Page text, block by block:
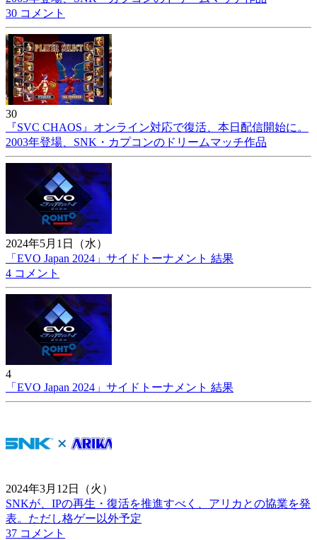
30 コメント
30
『SVC CHAOS』オンライン対応で復活、本日配信開始に。
2003年登場、SNK・カプコンのドリームマッチ作品
2024年5月1日（水）
「EVO Japan 2024」サイドトーナメント 結果
4 コメント
4
「EVO Japan 2024」サイドトーナメント 結果
2024年3月12日（火）
SNKが、IPの再生・復活を推進すべく、アリカとの協業を発
表。ただし格ゲー以外予定
37 コメント